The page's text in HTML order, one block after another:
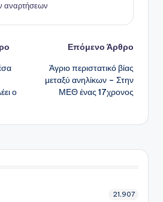
αναρτήσεων
ο
Επόμενο Άρθρο
Άγριο περιστατικό βίας
μεταξύ ανηλίκων – Στην
ΜΕΘ ένας 17χρονος
21,907